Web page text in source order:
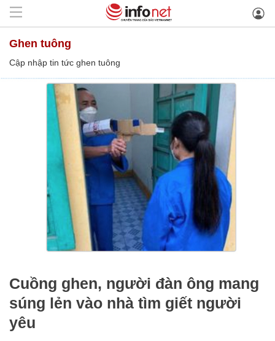
ghen tuông
Cập nhập tin tức ghen tuông
Cuồng ghen, người đàn ông mang
súng lẻn vào nhà tìm giết người
yêu